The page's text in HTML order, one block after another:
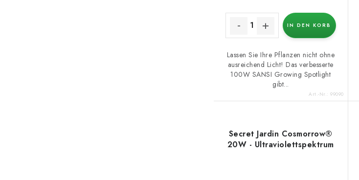
IN DEN KORB
Lassen Sie Ihre Pflanzen nicht ohne
ausreichend Licht! Das verbesserte
100W SANSI Growing Spotlight
gibt...
Art.-Nr.:99090
Secret Jardin Cosmorrow®
20W - Ultraviolettspektrum